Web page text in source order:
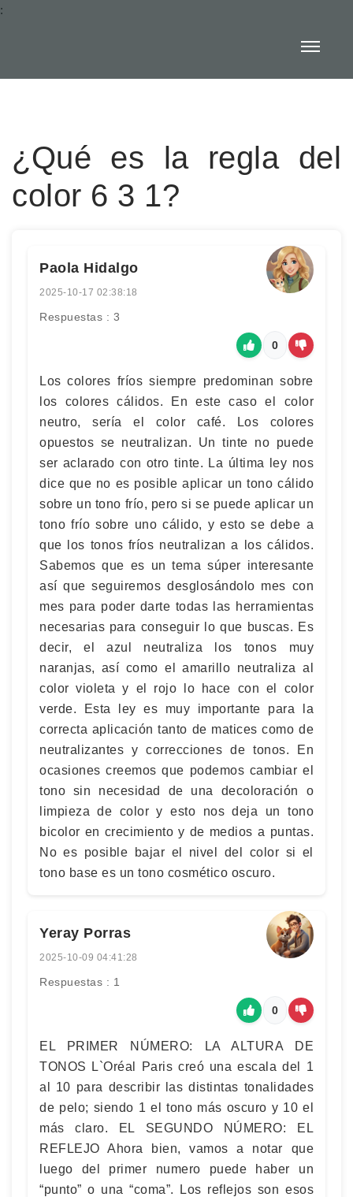
:
¿Qué es la regla del
color 6 3 1?
Paola Hidalgo
2025-10-17 02:38:18
Respuestas : 3
0
Los colores fríos siempre predominan sobre
los colores cálidos. En este caso el color
neutro, sería el color café. Los colores
opuestos se neutralizan. Un tinte no puede
ser aclarado con otro tinte. La última ley nos
dice que no es posible aplicar un tono cálido
sobre un tono frío, pero si se puede aplicar un
tono frío sobre uno cálido, y esto se debe a
que los tonos fríos neutralizan a los cálidos.
Sabemos que es un tema súper interesante
así que seguiremos desglosándolo mes con
mes para poder darte todas las herramientas
necesarias para conseguir lo que buscas. Es
decir, el azul neutraliza los tonos muy
naranjas, así como el amarillo neutraliza al
color violeta y el rojo lo hace con el color
verde. Esta ley es muy importante para la
correcta aplicación tanto de matices como de
neutralizantes y correcciones de tonos. En
ocasiones creemos que podemos cambiar el
tono sin necesidad de una decoloración o
limpieza de color y esto nos deja un tono
bicolor en crecimiento y de medios a puntas.
No es posible bajar el nivel del color si el
tono base es un tono cosmético oscuro.
Yeray Porras
2025-10-09 04:41:28
Respuestas : 1
0
EL PRIMER NÚMERO: LA ALTURA DE
TONOS L`Oréal Paris creó una escala del 1
al 10 para describir las distintas tonalidades
de pelo; siendo 1 el tono más oscuro y 10 el
más claro. EL SEGUNDO NÚMERO: EL
REFLEJO Ahora bien, vamos a notar que
luego del primer numero puede haber un
“punto” o una “coma”. Los reflejos son esos